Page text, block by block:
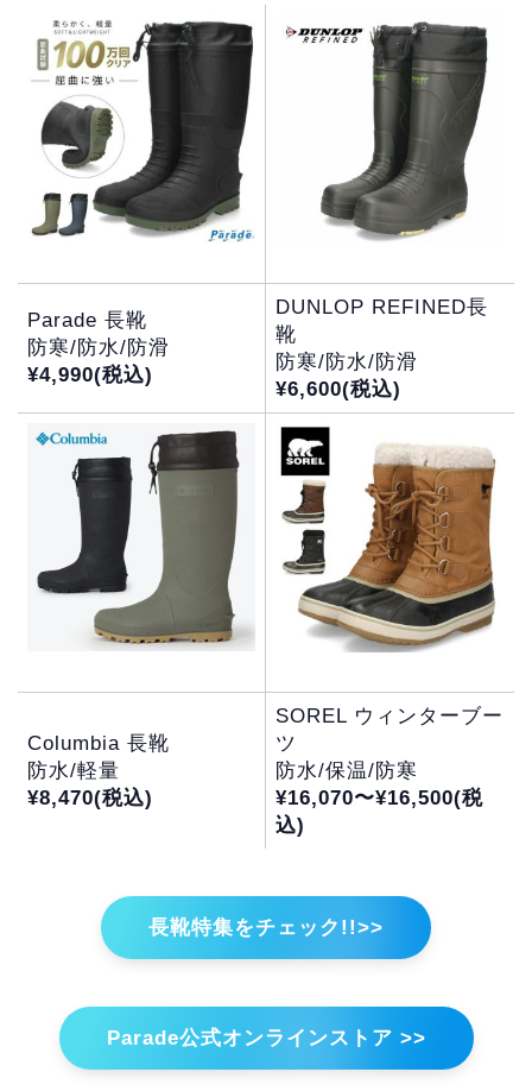
Parade 長靴
防寒/防水/防滑
¥4,990(税込)
DUNLOP REFINED長
靴
防寒/防水/防滑
¥6,600(税込)
Columbia 長靴
防水/軽量
¥8,470(税込)
SOREL ウィンターブー
ツ
防水/保温/防寒
¥16,070〜¥16,500(税
込)
長靴特集をチェック!!>>
Parade公式オンラインストア >>